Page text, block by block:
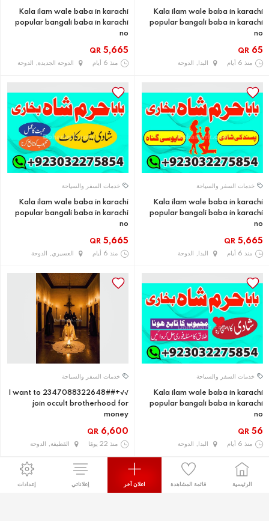
الرئيسية قائمة المشاهدة اعلان آخر إعلاناتي إعدادات
Kala ilam wale baba in karachi
popular bangali baba in karachi
no
QR 65
منذ 6 أيام البدا, الدوحة
Kala ilam wale baba in karachi
popular bangali baba in karachi
no
QR 5,665
منذ 6 أيام الدوحة الجديدة, الدوحة
خدمات السفر والسياحة
Kala ilam wale baba in karachi
popular bangali baba in karachi
no
QR 5,665
منذ 6 أيام البدا, الدوحة
خدمات السفر والسياحة
Kala ilam wale baba in karachi
popular bangali baba in karachi
no
QR 5,665
منذ 6 أيام العسيري, الدوحة
خدمات السفر والسياحة
Kala ilam wale baba in karachi
popular bangali baba in karachi
no
QR 56
منذ 6 أيام البدا, الدوحة
خدمات السفر والسياحة
√√+2347088322648## I want to
join occult brotherhood for
money
QR 6,600
منذ 22 يومًا القطيفة, الدوحة